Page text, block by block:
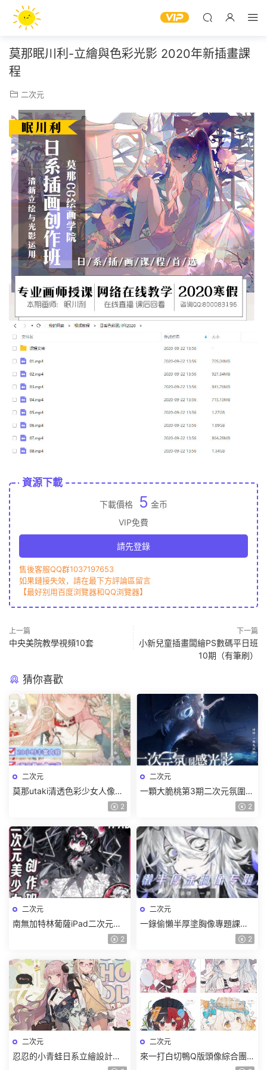
莫那眠川利-立繪與色彩光影 2020年新插畫課
程
二次元
資源下載
下載價格 5 金币
VIP免費
請先登錄
售後客服QQ群1037197653
如果鏈接失效，請在最下方評論區留言
【最好别用百度浏覽器和QQ浏覽器】
上一篇
中央美院教學視頻10套
下一篇
小新兒童插畫闆繪PS數碼平日班
10期（有筆刷）
猜你喜歡
二次元
莫那utaki清透色彩少女人像團
練2025【畫質高清隻有視頻】
2
二次元
一顆大脆桃第3期二次元氛圍感
光影特訓班2024【畫質高清隻
2
二次元
南無加特林葡薩iPad二次元美
少女創作班2024【畫質高清隻
2
二次元
一錄偷懶半厚塗胸像專題課
2024第1期【畫質高清隻有視2
二次元
忍忍的小青蛙日系立繪設計
2024團練2期插畫教程【畫質
二次元
來一打白切鴨Q版頭像綜合團
練插畫教程【畫質不錯有課